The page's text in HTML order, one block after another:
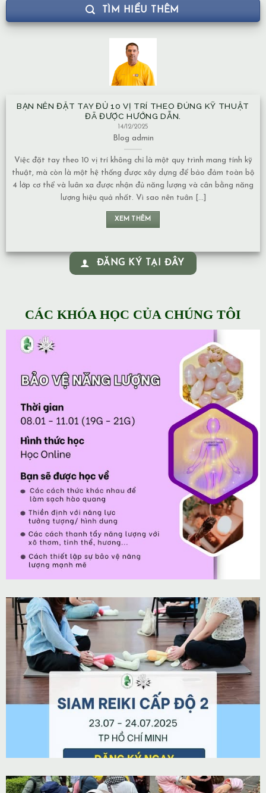
TÌM HIỂU THÊM
BẠN NÊN ĐẶT TAY ĐỦ 10 VỊ TRÍ THEO ĐÚNG KỸ THUẬT
ĐÃ ĐƯỢC HƯỚNG DẪN.
14/12/2025
Blog admin
Việc đặt tay theo 10 vị trí không chỉ là một quy trình mang tính kỹ
thuật, mà còn là một hệ thống được xây dựng để bảo đảm toàn bộ
4 lớp cơ thể và luân xa được nhận đủ năng lượng và cân bằng năng
lượng hiệu quả nhất. Vì sao nên tuân [...]
XEM THÊM
ĐĂNG KÝ TẠI ĐÂY
CÁC KHÓA HỌC CỦA CHÚNG TÔI